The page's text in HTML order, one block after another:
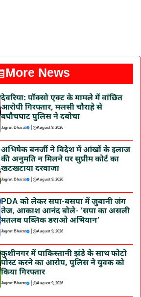
More News
देवरिया: पॉक्सो एक्ट के मामले में वांछित
आरोपी गिरफ्तार, मलसी चौराहे से
बघौचघाट पुलिस ने दबोचा
Jagrut Bharat | August 9, 2026
अभिषेक बनर्जी ने विदेश में आंखों के इलाज
की अनुमति न मिलने पर सुप्रीम कोर्ट का
खटखटाया दरवाजा
Jagrut Bharat | August 9, 2026
PDA को लेकर सपा-बसपा में जुबानी जंग
तेज, आकाश आनंद बोले- ‘सपा का असली
मतलब पब्लिक डराओ अभियान’
Jagrut Bharat | August 9, 2026
कुशीनगर में पाकिस्तानी झंडे के साथ फोटो
पोस्ट करने का आरोप, पुलिस ने युवक को
किया गिरफ्तार
Jagrut Bharat | August 9, 2026